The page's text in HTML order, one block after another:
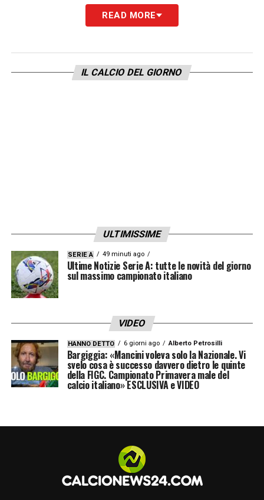
LA PLAYLIST DELLE NOSTRE TOP NEWS
READ MORE
IL CALCIO DEL GIORNO
ULTIMISSIME
SERIE A 49 minuti ago
Ultime Notizie Serie A: tutte le novità del giorno
sul massimo campionato italiano
VIDEO
HANNO DETTO 6 giorni ago Alberto Petrosilli
Bargiggia: «Mancini voleva solo la Nazionale. Vi
svelo cosa è successo davvero dietro le quinte
della FIGC. Campionato Primavera male del
calcio italiano» ESCLUSIVA e VIDEO